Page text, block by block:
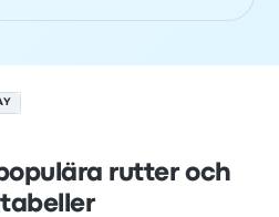
rutter och